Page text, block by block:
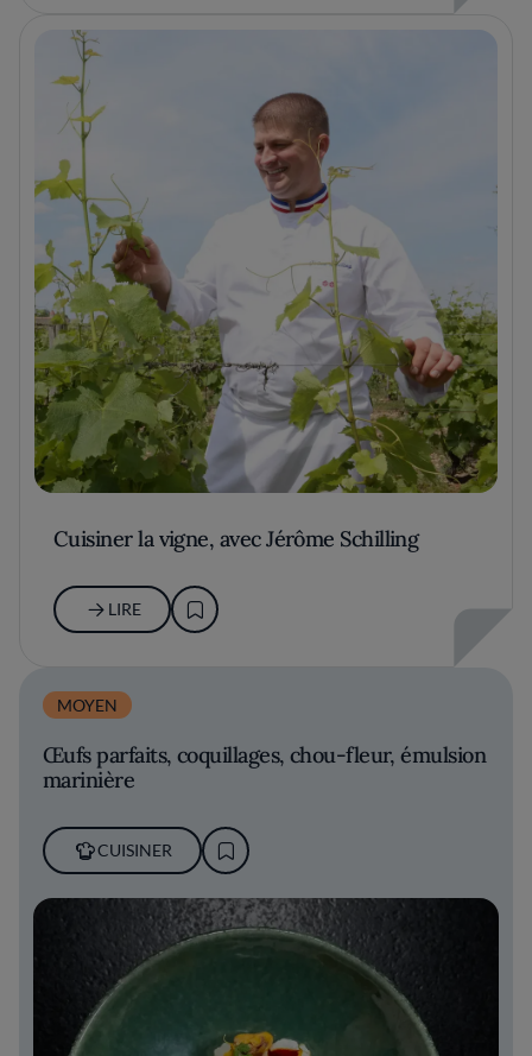
Cuisiner la vigne, avec Jérôme Schilling
LIRE
MOYEN
Œufs parfaits, coquillages, chou-fleur, émulsion
marinière
CUISINER